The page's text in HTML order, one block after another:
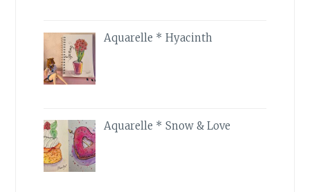
Aquarelle * Hyacinth
Aquarelle * Snow & Love